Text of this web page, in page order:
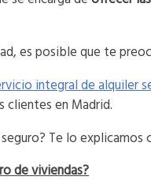
es posible que te
integral de alquiler
clientes en Madrid.
Te lo
de viviendas?